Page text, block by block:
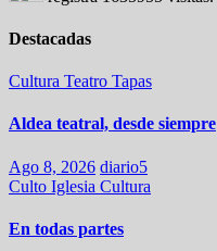
Destacadas
Cultura Teatro Tapas
Aldea teatral, desde siempre
Ago 8, 2026 diario5
Culto Iglesia Cultura
En todas partes